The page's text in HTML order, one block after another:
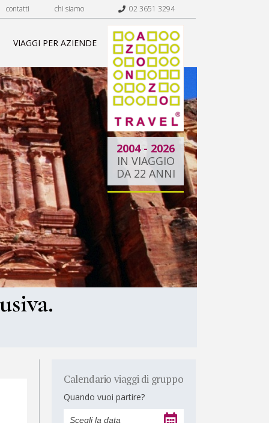
contatti chi siamo 02 3651 3294
VIAGGI PER AZIENDE
2004 - 2026
IN VIAGGIO
DA 22 ANNI
Calendario viaggi di gruppo
Quando vuoi partire?